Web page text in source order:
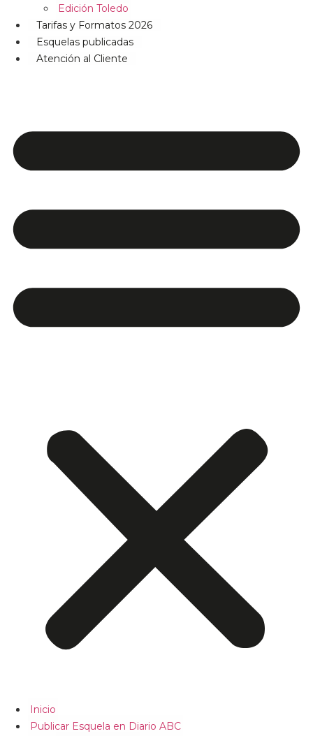
Edición Toledo
Tarifas y Formatos 2026
Esquelas publicadas
Atención al Cliente
Inicio
Publicar Esquela en Diario ABC